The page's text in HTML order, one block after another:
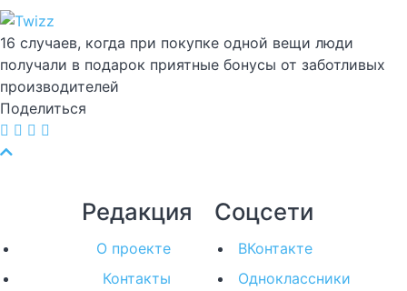
16 случаев, когда при покупке одной вещи люди
получали в подарок приятные бонусы от заботливых
производителей
Поделиться
Редакция
О проекте
Контакты
Соцсети
ВКонтакте
Одноклассники